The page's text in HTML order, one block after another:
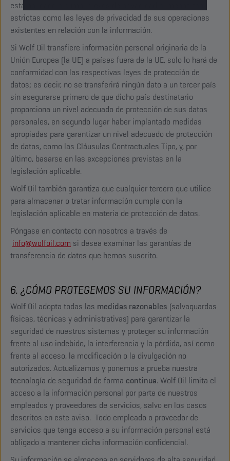
está obligado a cumplir leyes de privacidad al menos tan
estrictas como las leyes de privacidad de sus operaciones
existentes en relación con la información.
Si Wolf Oil transfiere información personal originaria de la
Unión Europea (la UE) a países fuera de la UE, solo lo hará de
conformidad con las respectivas leyes de protección de
datos; es decir, no se transferirá ningún dato a un tercer país
sin asegurarse primero de que dicho país destinatario
proporciona un nivel adecuado de protección de sus datos
personales, en segundo lugar haber implantado medidas
apropiadas para garantizar un nivel adecuado de protección
de datos, como las Cláusulas Contractuales Tipo, y, por
último, basarse en las excepciones previstas en la
legislación aplicable.
Wolf Oil también garantiza que cualquier tercero que utilice
para almacenar o tratar información cumpla con la
legislación aplicable en materia de protección de datos.
Póngase en contacto con nosotros a través de
info@wolfoil.com si desea examinar las garantías de
transferencia de datos que hemos suscrito.
6. ¿CÓMO PROTEGEMOS SU INFORMACIÓN?
Wolf Oil adopta todas las medidas razonables (salvaguardas
físicas, técnicas y administrativas) para garantizar la
seguridad de nuestros sistemas y proteger su información
frente al uso indebido, la interferencia y la pérdida, así como
frente al acceso, la modificación o la divulgación no
autorizados. Actualizamos y ponemos a prueba nuestra
tecnología de seguridad de forma continua. Wolf Oil limita el
acceso a la información personal por parte de nuestros
empleados y proveedores de servicios, salvo en los casos
descritos en este aviso. Todo empleado o proveedor de
servicios que tenga acceso a su información personal está
obligado a mantener dicha información confidencial.